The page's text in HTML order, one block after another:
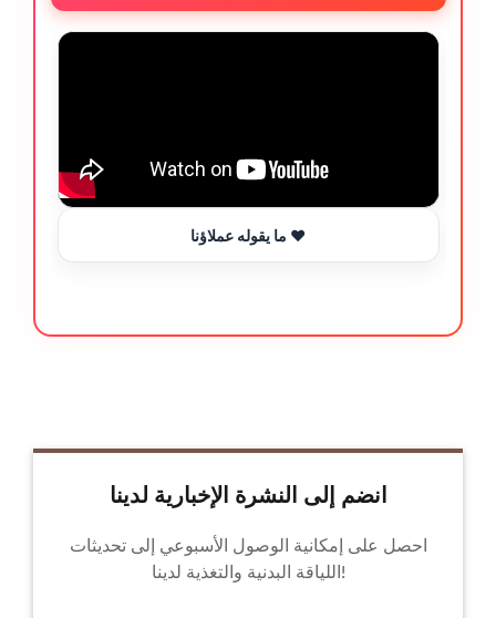
ما يقوله عملاؤنا ❤️
انضم إلى النشرة الإخبارية لدينا
احصل على إمكانية الوصول الأسبوعي إلى تحديثات
اللياقة البدنية والتغذية لدينا!